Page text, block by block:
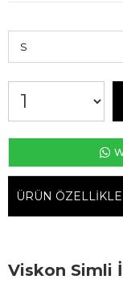
ÜRÜN
Viskon Simli